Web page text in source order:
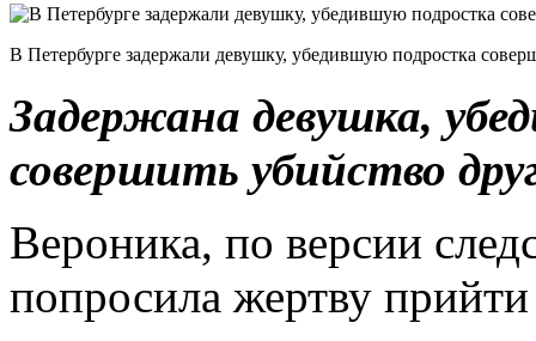
В Петербурге задержали девушку, убедившую подростка
Задержана девушка,
совершить убийство
Вероника, по версии
попросила жертву